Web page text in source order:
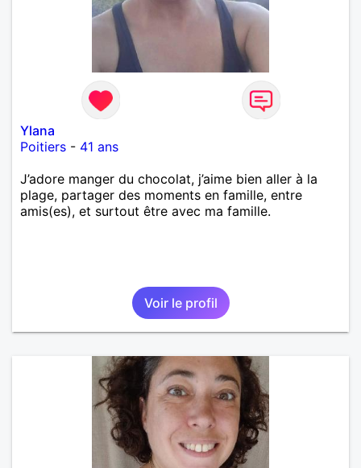
Ylana
Poitiers - 41 ans
J’adore manger du chocolat, j’aime bien aller à la
plage, partager des moments en famille, entre
amis(es), et surtout être avec ma famille.
Voir le profil